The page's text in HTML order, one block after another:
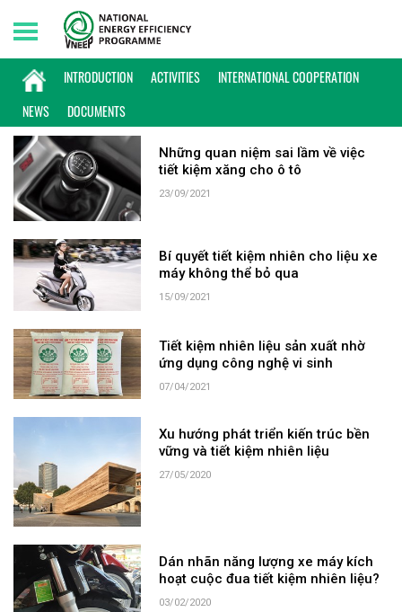
INTRODUCTION ACTIVITIES
INTERNATIONAL COOPERATION
NEWS
DOCUMENTS
Sunday, 09/08/2026 | 18:16 GMT+7
KEYWORD: TIẾT KIỆM NHIÊN LIỆU
Những quan niệm sai lầm về việc
tiết kiệm xăng cho ô tô
23/09/2021
Bí quyết tiết kiệm nhiên cho liệu xe
máy không thể bỏ qua
15/09/2021
Tiết kiệm nhiên liệu sản xuất nhờ
ứng dụng công nghệ vi sinh
07/04/2021
Xu hướng phát triển kiến trúc bền
vững và tiết kiệm nhiên liệu
27/05/2020
Dán nhãn năng lượng xe máy kích
hoạt cuộc đua tiết kiệm nhiên liệu?
03/02/2020